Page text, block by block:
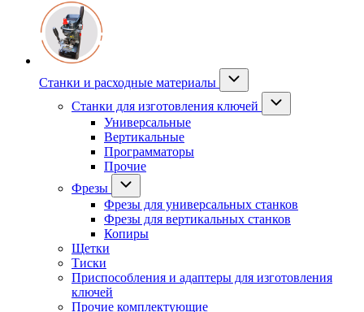
Станки и расходные материалы
Станки для изготовления ключей
Универсальные
Вертикальные
Программаторы
Прочие
Фрезы
Фрезы для универсальных станков
Фрезы для вертикальных станков
Копиры
Щетки
Тиски
Приспособления и адаптеры для изготовления
ключей
Прочие комплектующие